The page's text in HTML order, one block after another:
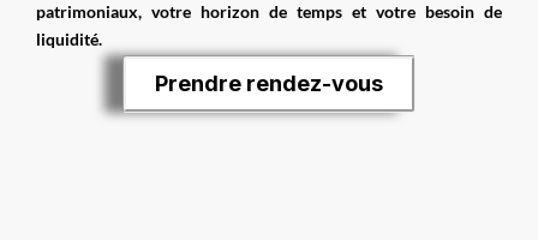
patrimoniaux, votre horizon de temps et votre besoin de
liquidité.
Prendre rendez-vous